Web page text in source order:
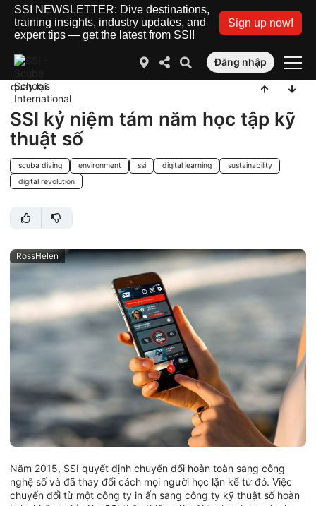
SSI NEWSLETTER: Dive destinations,
training insights, industry updates, and
expert tips — get the latest from SSI!
Sign up now!
Đăng nhập
quay lại
SSI kỷ niệm tám năm học tập kỹ
thuật số
scuba diving environment ssi digital learning
sustainability
digital revolution
RossHelen
Năm 2015, SSI quyết định chuyển đổi hoàn toàn sang công
nghệ số và đã thay đổi cách mọi người học lặn kể từ đó. Việc
chuyển đổi từ một công ty in ấn sang công ty kỹ thuật số hoàn